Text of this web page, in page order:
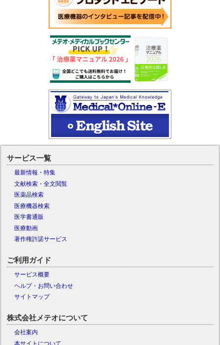
サービス一覧
最新情報・特集
文献検索・全文閲覧
医薬品検索
医療機器検索
医学書通販
医療動画
著作権許諾サービス
ご利用ガイド
サービス概要
ヘルプ・お問い合わせ
サイトマップ
株式会社メテオについて
会社案内
本サイトについて